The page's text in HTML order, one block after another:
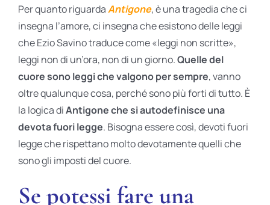
Per quanto riguardaAntigone, è una tragedia che ci
insegna l’amore, ci insegna che esistono delle leggi
che Ezio Savino traduce come «leggi non scritte»,
leggi non di un’ora, non di un giorno.Quelle del
cuore sono leggi che valgono per sempre, vanno
oltre qualunque cosa, perché sono più forti di tutto. È
la logica diAntigone che si autodefinisce una
devota fuori legge. Bisogna essere così, devoti fuori
legge che rispettano molto devotamente quelli che
sono gli imposti del cuore.
Se potessi fare una